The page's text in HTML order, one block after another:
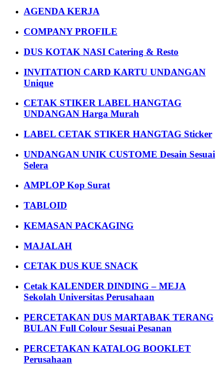
AGENDA KERJA
COMPANY PROFILE
DUS KOTAK NASI Catering & Resto
INVITATION CARD KARTU UNDANGAN
Unique
CETAK STIKER LABEL HANGTAG
UNDANGAN Harga Murah
LABEL CETAK STIKER HANGTAG Sticker
UNDANGAN UNIK CUSTOME Desain Sesuai
Selera
AMPLOP Kop Surat
TABLOID
KEMASAN PACKAGING
MAJALAH
CETAK DUS KUE SNACK
Cetak KALENDER DINDING – MEJA
Sekolah Universitas Perusahaan
PERCETAKAN DUS MARTABAK TERANG
BULAN Full Colour Sesuai Pesanan
PERCETAKAN KATALOG BOOKLET
Perusahaan